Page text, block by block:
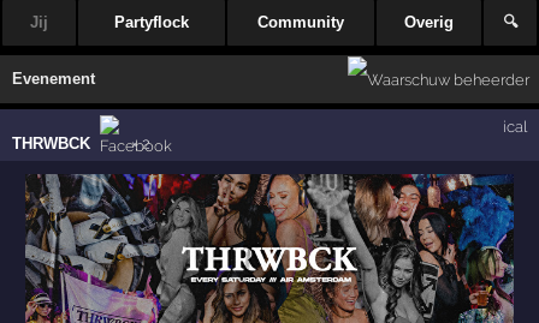
Jij Partyflock Community Overig 🔍
Evenement
THRWBCK × 2
ical